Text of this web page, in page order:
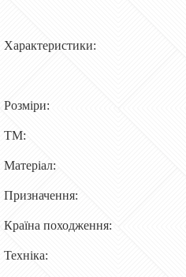
Характеристики:
Розміри:
ТМ:
Матеріал:
Призначення: для
Країна походження:
Техніка: